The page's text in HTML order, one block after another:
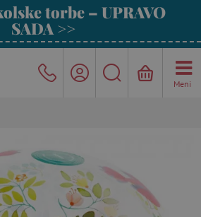
torbe – UPRAVO
SADA >>
Meni